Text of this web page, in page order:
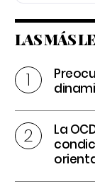
LAS MÁS
La